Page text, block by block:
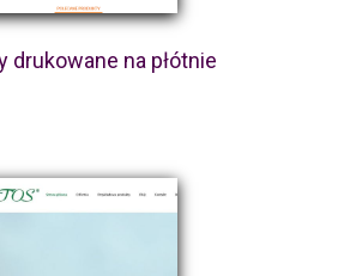
drukowane na płótnie